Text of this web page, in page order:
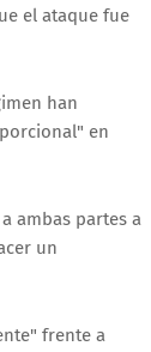
el ataque fue
han
en
ambas partes a
un
frente a